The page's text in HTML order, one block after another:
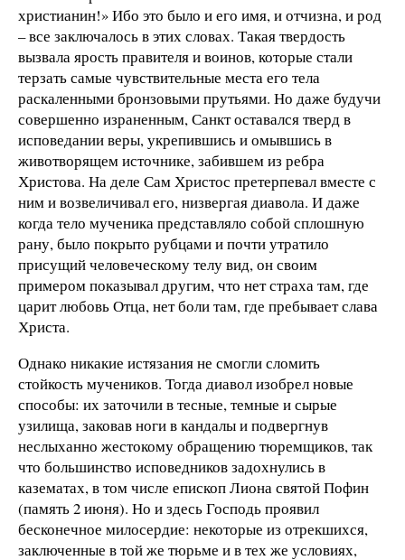
христианин!» Ибо это было и его имя, и отчизна, и род
– все заключалось в этих словах. Такая твердость
вызвала ярость правителя и воинов, которые стали
терзать самые чувствительные места его тела
раскаленными бронзовыми прутьями. Но даже будучи
совершенно израненным, Санкт оставался тверд в
исповедании веры, укрепившись и омывшись в
животворящем источнике, забившем из ребра
Христова. На деле Сам Христос претерпевал вместе с
ним и возвеличивал его, низвергая диавола. И даже
когда тело мученика представляло собой сплошную
рану, было покрыто рубцами и почти утратило
присущий человеческому телу вид, он своим
примером показывал другим, что нет страха там, где
царит любовь Отца, нет боли там, где пребывает слава
Христа.
Однако никакие истязания не смогли сломить
стойкость мучеников. Тогда диавол изобрел новые
способы: их заточили в тесные, темные и сырые
узилища, заковав ноги в кандалы и подвергнув
неслыханно жестокому обращению тюремщиков, так
что большинство исповедников задохнулись в
казематах, в том числе епископ Лиона святой Пофин
(память 2 июня). Но и здесь Господь проявил
бесконечное милосердие: некоторые из отрекшихся,
заключенные в той же тюрьме и в тех же условиях,